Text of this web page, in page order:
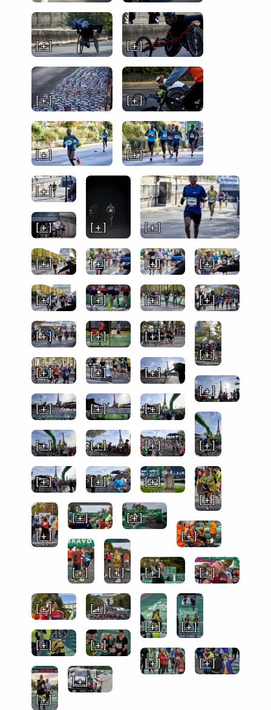
[ + ] [ + ]
[ + ] [ + ]
[ + ] [ + ]
[ + ]
[ + ] [ + ]
[ + ]
[ + ] [ + ] [ + ] [ + ]
[ + ] [ + ] [ + ] [ + ]
[ + ] [ + ]
[ + ]
[ + ]
[ + ]
[ + ]
[ + ]
[ + ]
[ + ]
[ + ] [ + ]
[ + ]
[ + ] [ + ] [ + ]
[ + ] [ + ]
[ + ]
[ + ]
[ + ]
[ + ]
[ + ]
[ + ]
[ + ] [ + ] [ + ] [ + ]
[ + ]
[ + ]
[ + ]
[ + ]
[ + ]
[ + ]
[ + ]
[ + ]
[ + ]
[ + ]